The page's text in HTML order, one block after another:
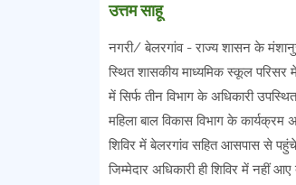
उत्तम साहू
नगरी/ बेलरगांव - राज्य शासन के
स्थित शासकीय माध्यमिक स्कूल परिसर
में सिर्फ तीन विभाग के अधिकारी
महिला बाल विकास विभाग के कार्यक्रम
शिविर में बेलरगांव सहित आसपास से पहुंचे
जिम्मेदार अधिकारी ही शिविर में नहीं